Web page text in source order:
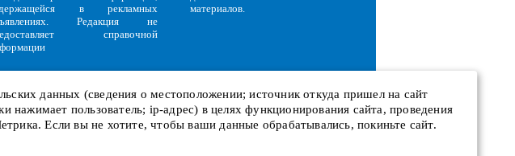
в рекламных
Редакция не
справочной
материалов.
Политика конфиденциальности
2026.
данных (сведения о местоположении; источник откуда пришел на сайт
нажимает пользователь; ip-адрес) в целях функционирования сайта, проведения
Если вы не хотите, чтобы ваши данные обрабатывались, покиньте сайт.